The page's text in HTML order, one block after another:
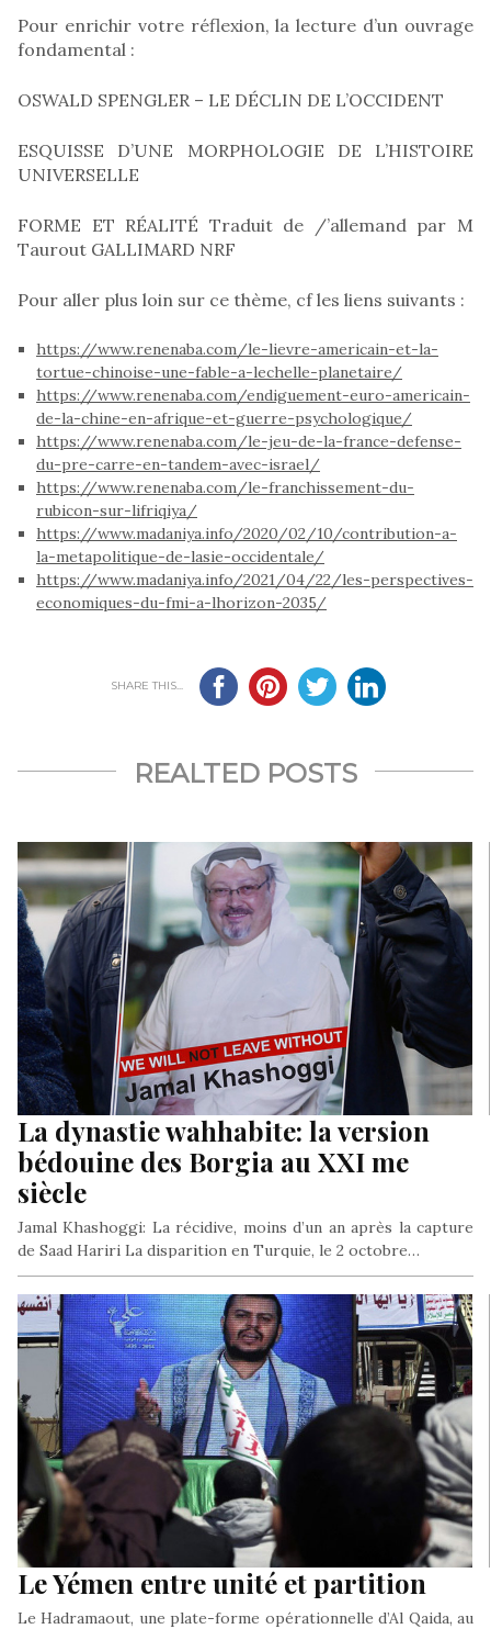
Pour enrichir votre réflexion, la lecture d’un ouvrage
fondamental :
OSWALD SPENGLER – LE DÉCLIN DE L’OCCIDENT
ESQUISSE D’UNE MORPHOLOGIE DE L’HISTOIRE
UNIVERSELLE
FORME ET RÉALITÉ Traduit de /’allemand par M
Taurout GALLIMARD NRF
Pour aller plus loin sur ce thème, cf les liens suivants :
https://www.renenaba.com/le-lievre-americain-et-la-
tortue-chinoise-une-fable-a-lechelle-planetaire/
https://www.renenaba.com/endiguement-euro-americain-
de-la-chine-en-afrique-et-guerre-psychologique/
https://www.renenaba.com/le-jeu-de-la-france-defense-
du-pre-carre-en-tandem-avec-israel/
https://www.renenaba.com/le-franchissement-du-
rubicon-sur-lifriqiya/
https://www.madaniya.info/2020/02/10/contribution-a-
la-metapolitique-de-lasie-occidentale/
https://www.madaniya.info/2021/04/22/les-perspectives-
economiques-du-fmi-a-lhorizon-2035/
SHARE THIS...
REALTED POSTS
La dynastie wahhabite: la version
bédouine des Borgia au XXI me
siècle
Jamal Khashoggi: La récidive, moins d’un an après la capture
de Saad Hariri La disparition en Turquie, le 2 octobre…
Le Yémen entre unité et partition
Le Hadramaout, une plate-forme opérationnelle d’Al Qaida, au